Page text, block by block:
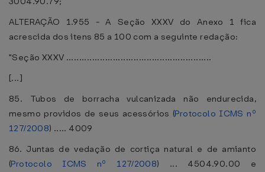
ALTERAÇÃO 1.955 - A Seção XXXV do Anexo 1 fica
acrescida dos itens 85 a 100 com a seguinte redação:
"Seção XXXV ........................................................
[...]
85. Tubos de borracha vulcanizada não endurecida,
mesmo providos de seus acessórios (Protocolo ICMS nº
127/2008) ..... 4009
86. Juntas de vedação de cortiça natural e de amianto
(Protocolo ICMS nº 127/2008) ... 4504.90.00 e